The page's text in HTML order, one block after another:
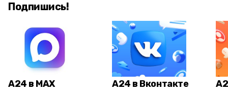
Подпишись!
А24 в MAX А24 в Вконтакте